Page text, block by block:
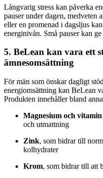
Långvarig stress kan påverka
pauser under dagen,
eller en promenad i dagsljus
energinivån. Små pauser kan
5. BeLean kan vara ett
ämnesomsättning
För män som önskar dagligt
energiomsättning kan BeLean
Produkten innehåller bland
Magnesium och
och utmattning
Zink, som bidrar till
kolhydrater
Krom, som bidrar till att